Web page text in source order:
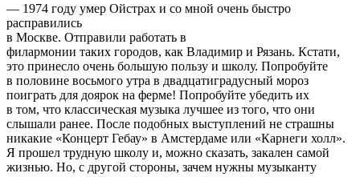
— 1974 году умер Ойстрах и со мной очень быстро
расправились
в Москве. Отправили работать в
филармонии таких городов, как Владимир и Рязань. Кстати,
это принесло очень большую пользу и школу. Попробуйте
в половине восьмого утра в двадцатиградусный мороз
поиграть для доярок на ферме! Попробуйте убедить их
в том, что классическая музыка лучшее из того, что они
слышали ранее. После подобных выступлений не страшны
никакие «Концерт Гебау» в Амстердаме или «Карнеги холл».
Я прошел трудную школу и, можно сказать, закален самой
жизнью. Но, с другой стороны, зачем нужны музыканту